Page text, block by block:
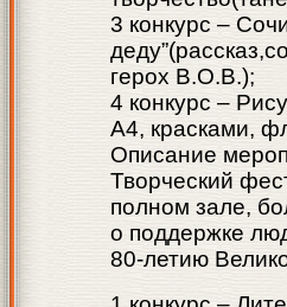
3 конкурс –
герох В.О.В.);
4 конкурс –
А4, красками,
Описание
Творческий
полном зале,
о поддержке
80-летию